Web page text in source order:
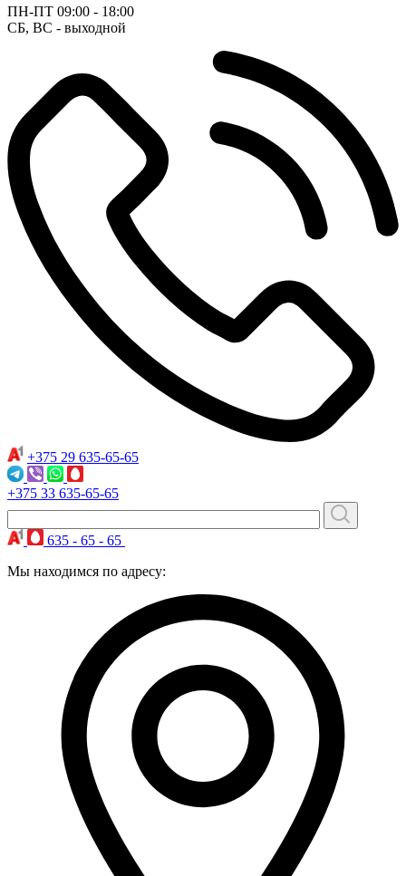
ПН-ПТ 09:00 - 18:00
СБ, ВС - выходной
+375 29 635-65-65
+375 33 635-65-65
635 - 65 - 65
Мы находимся по адресу: